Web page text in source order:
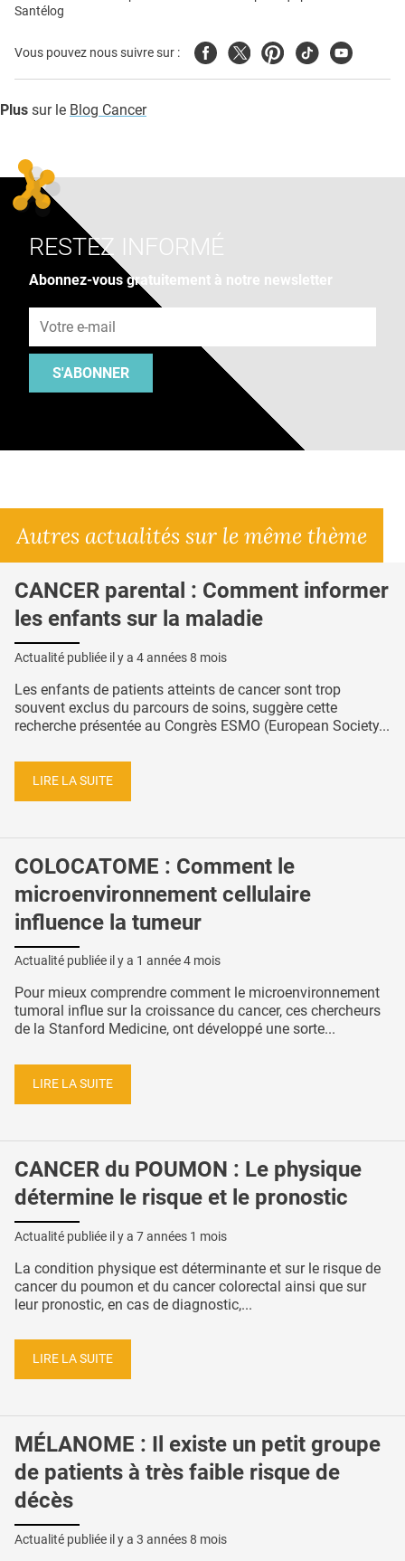
Santélog
Vous pouvez nous suivre sur : FacebookTwitterPinterest
TiktokYoutube
Plus sur le Blog Cancer
RESTEZ INFORMÉ
Abonnez-vous gratuitement à notre newsletter
S'ABONNER
Autres actualités sur le même thème
CANCER parental : Comment informer
les enfants sur la maladie
Actualité publiée il y a 4 années 8 mois
Les enfants de patients atteints de cancer sont trop
souvent exclus du parcours de soins, suggère cette
recherche présentée au Congrès ESMO (European Society...
LIRE LA SUITE
COLOCATOME : Comment le
microenvironnement cellulaire
influence la tumeur
Actualité publiée il y a 1 année 4 mois
Pour mieux comprendre comment le microenvironnement
tumoral influe sur la croissance du cancer, ces chercheurs
de la Stanford Medicine, ont développé une sorte...
LIRE LA SUITE
CANCER du POUMON : Le physique
détermine le risque et le pronostic
Actualité publiée il y a 7 années 1 mois
La condition physique est déterminante et sur le risque de
cancer du poumon et du cancer colorectal ainsi que sur
leur pronostic, en cas de diagnostic,...
LIRE LA SUITE
MÉLANOME : Il existe un petit groupe
de patients à très faible risque de
décès
Actualité publiée il y a 3 années 8 mois